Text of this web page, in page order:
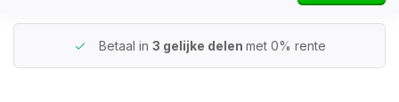
Betaal in 3 gelijke delen met 0% rente